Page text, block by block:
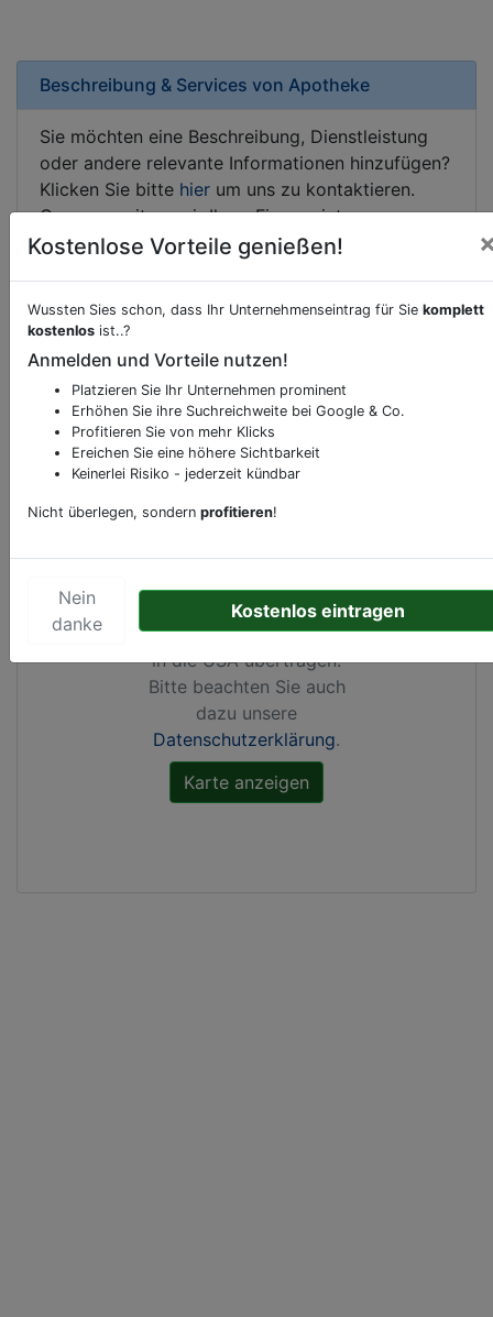
Beschreibung & Services von Apotheke
Sie möchten eine Beschreibung, Dienstleistung
oder andere relevante Informationen hinzufügen?
Klicken Sie bitte hier um uns zu kontaktieren.
Gerne erweitern wir Ihren Firmeneintrag um
Sonderangebote odere besondere Services, die
Kartenansicht Speisinger Straße 260 inWien
Karte werden von
gesetzt, IhreIP-Adresse
gespeichertund Daten
in die USA übertragen.
Bitte beachten Sie auch
dazu unsere
Datenschutzerklärung.
Kostenlose Vorteile genießen!
Wussten Sies schon, dass Ihr Unternehmenseintrag für Sie komplett
kostenlos ist..?
Anmelden und Vorteile nutzen!
Platzieren Sie Ihr Unternehmen prominent
Erhöhen Sie ihre Suchreichweite bei Google & Co.
Profitieren Sie von mehr Klicks
Ereichen Sie eine höhere Sichtbarkeit
Keinerlei Risiko - jederzeit kündbar
Nicht überlegen, sondern profitieren!
Nein
danke
Kostenlos eintragen